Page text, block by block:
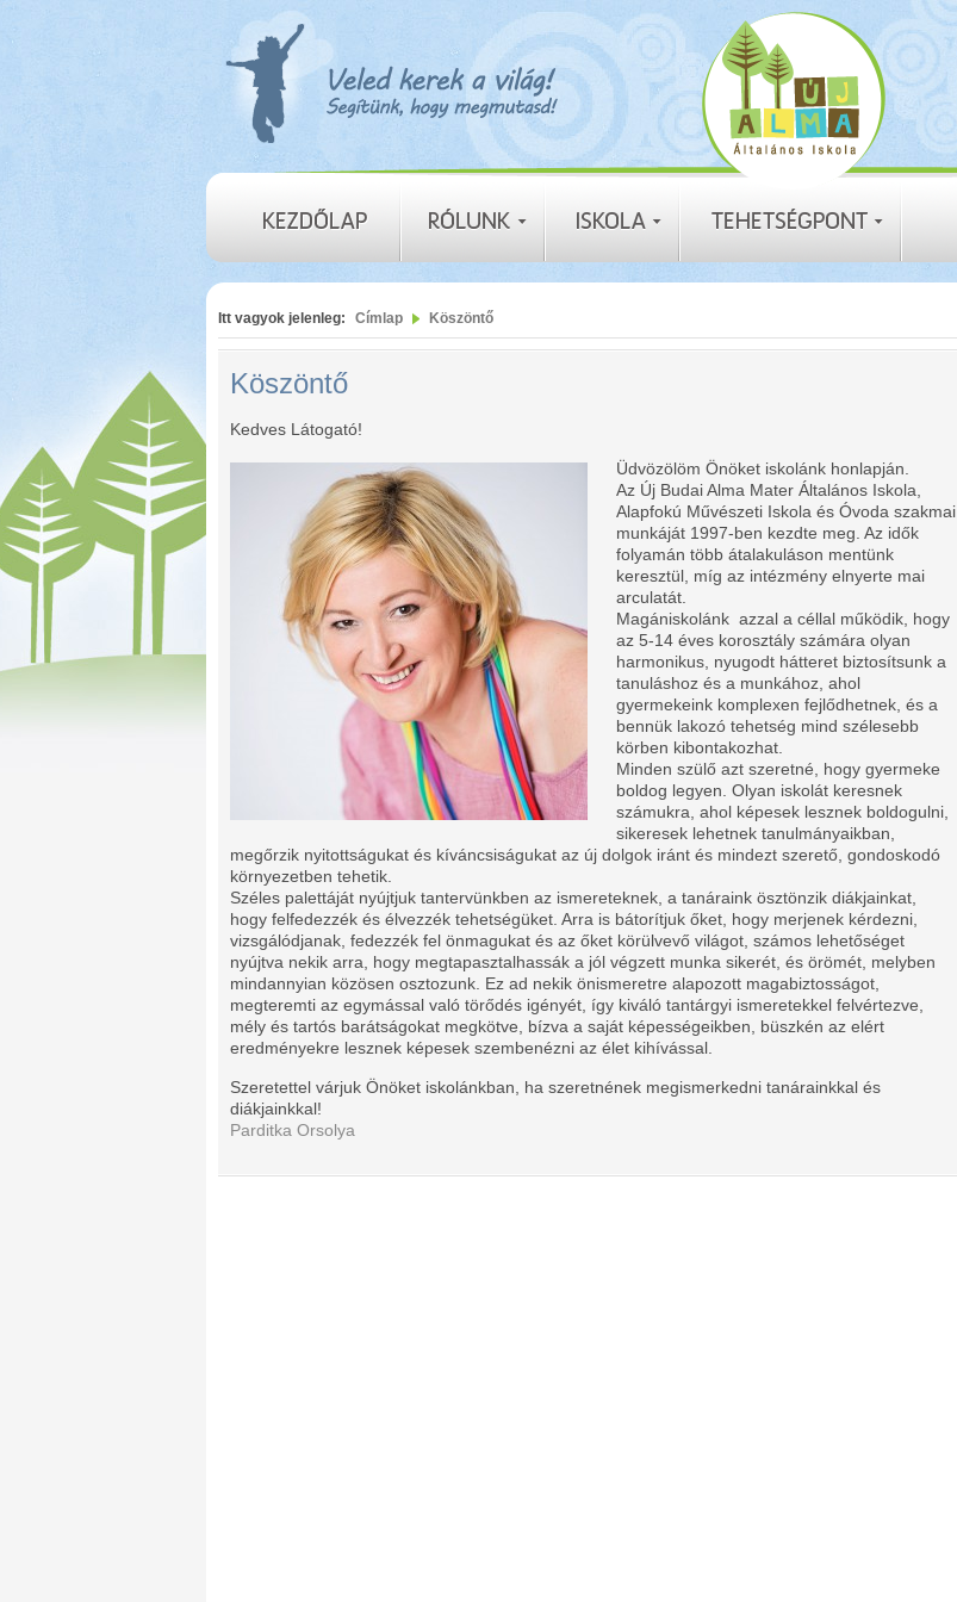
Itt vagyok jelenleg: Címlap Köszöntő
Köszöntő
Kedves Látogató!
Üdvözölöm Önöket iskolánk honlapján.
Az Új Budai Alma Mater Általános Iskola,
Alapfokú Művészeti Iskola és Óvoda szakmai
munkáját 1997-ben kezdte meg. Az idők
folyamán több átalakuláson mentünk
keresztül, míg az intézmény elnyerte mai
arculatát.
Magániskolánk azzal a céllal működik, hogy
az 5-14 éves korosztály számára olyan
harmonikus, nyugodt hátteret biztosítsunk a
tanuláshoz és a munkához, ahol
gyermekeink komplexen fejlődhetnek, és a
bennük lakozó tehetség mind szélesebb
körben kibontakozhat.
Minden szülő azt szeretné, hogy gyermeke
boldog legyen. Olyan iskolát keresnek
számukra, ahol képesek lesznek boldogulni,
sikeresek lehetnek tanulmányaikban,
megőrzik nyitottságukat és kíváncsiságukat az új dolgok iránt és mindezt szerető, gondoskodó
környezetben tehetik.
Széles palettáját nyújtjuk tantervünkben az ismereteknek, a tanáraink ösztönzik diákjainkat,
hogy felfedezzék és élvezzék tehetségüket. Arra is bátorítjuk őket, hogy merjenek kérdezni,
vizsgálódjanak, fedezzék fel önmagukat és az őket körülvevő világot, számos lehetőséget
nyújtva nekik arra, hogy megtapasztalhassák a jól végzett munka sikerét, és örömét, melyben
mindannyian közösen osztozunk. Ez ad nekik önismeretre alapozott magabiztosságot,
megteremti az egymással való törődés igényét, így kiváló tantárgyi ismeretekkel felvértezve,
mély és tartós barátságokat megkötve, bízva a saját képességeikben, büszkén az elért
eredményekre lesznek képesek szembenézni az élet kihívással.
Szeretettel várjuk Önöket iskolánkban, ha szeretnének megismerkedni tanárainkkal és
diákjainkkal!
Parditka Orsolya